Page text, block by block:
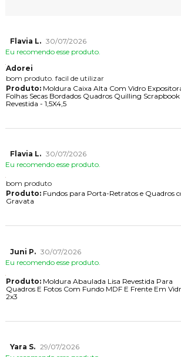
Flavia L. 30/07/2026
Eu recomendo esse produto.
Adorei
bom produto. facil de utilizar
Produto:Moldura Caixa Alta Com Vidro
Folhas Secas Bordados Quadros Quilling Scrapbook
Revestida - 1,5X4,5
Flavia L. 30/07/2026
Eu recomendo esse produto.
bom produto
Produto:Fundos para Porta-Retratos e Quadros
Gravata
Juni P. 30/07/2026
Eu recomendo esse produto.
Produto:Moldura Abaulada Lisa Revestida Para
Quadros E Fotos Com Fundo MDF E Frente Em
2x3
Yara S. 29/07/2026